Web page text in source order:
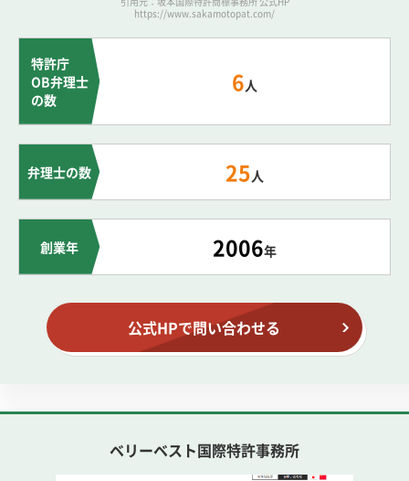
https://www.sakamotopat.com/
特許庁
OB弁理士
の数
6人
弁理士の数 25人
創業年 2006年
公式HPで問い合わせる
ベリーベスト国際特許事務所